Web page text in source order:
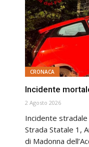
CRONACA
Incidente
2 Agosto 2026
Incidente
Strada Statale 1,
di Madonna